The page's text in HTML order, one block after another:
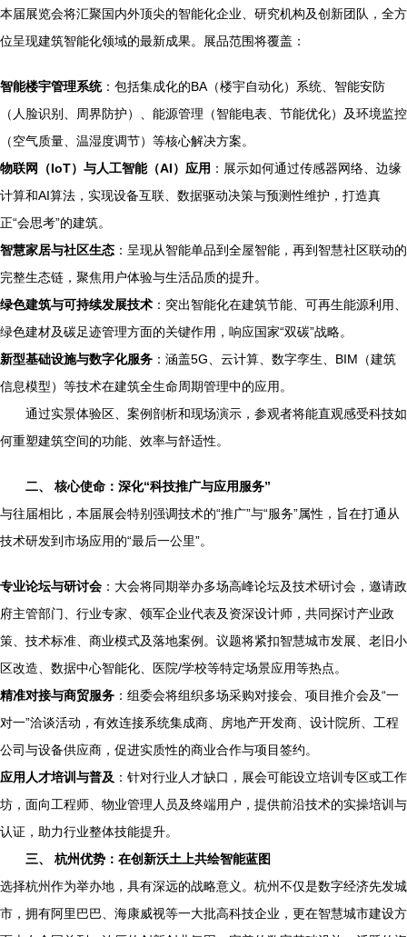
本届展览会将汇聚国内外顶尖的智能化企业、研究机构及创新团队，全方
位呈现建筑智能化领域的最新成果。展品范围将覆盖：
智能楼宇管理系统：包括集成化的BA（楼宇自动化）系统、智能安防
（人脸识别、周界防护）、能源管理（智能电表、节能优化）及环境监控
（空气质量、温湿度调节）等核心解决方案。
物联网（IoT）与人工智能（AI）应用 ：展示如何通过传感器网络、边缘
计算和AI算法，实现设备互联、数据驱动决策与预测性维护，打造真
正“会思考”的建筑。
智慧家居与社区生态 ：呈现从智能单品到全屋智能，再到智慧社区联动的
完整生态链，聚焦用户体验与生活品质的提升。
绿色建筑与可持续发展技术 ：突出智能化在建筑节能、可再生能源利用、
绿色建材及碳足迹管理方面的关键作用，响应国家“双碳”战略。
新型基础设施与数字化服务 ：涵盖5G、云计算、数字孪生、BIM（建筑
信息模型）等技术在建筑全生命周期管理中的应用。
通过实景体验区、案例剖析和现场演示，参观者将能直观感受科技如
何重塑建筑空间的功能、效率与舒适性。
二、 核心使命：深化“科技推广与应用服务”
与往届相比，本届展会特别强调技术的“推广”与“服务”属性，旨在打通从
技术研发到市场应用的“最后一公里”。
专业论坛与研讨会 ：大会将同期举办多场高峰论坛及技术研讨会，邀请政
府主管部门、行业专家、领军企业代表及资深设计师，共同探讨产业政
策、技术标准、商业模式及落地案例。议题将紧扣智慧城市发展、老旧小
区改造、数据中心智能化、医院/学校等特定场景应用等热点。
精准对接与商贸服务 ：组委会将组织多场采购对接会、项目推介会及“一
对一”洽谈活动，有效连接系统集成商、房地产开发商、设计院所、工程
公司与设备供应商，促进实质性的商业合作与项目签约。
应用人才培训与普及 ：针对行业人才缺口，展会可能设立培训专区或工作
坊，面向工程师、物业管理人员及终端用户，提供前沿技术的实操培训与
认证，助力行业整体技能提升。
三、 杭州优势：在创新沃土上共绘智能蓝图
选择杭州作为举办地，具有深远的战略意义。杭州不仅是数字经济先发城
市，拥有阿里巴巴、海康威视等一大批高科技企业，更在智慧城市建设方